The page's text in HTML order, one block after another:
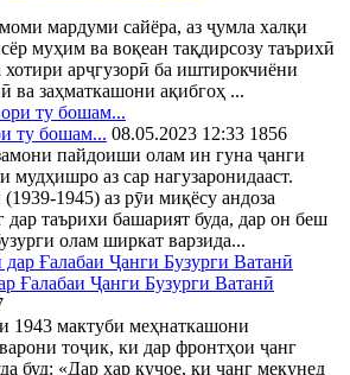
мардуми сайёра, аз ҷумла халқи
муҳим ва воқеан тақдирсозу таърихӣ
арҷгузорӣ ба иштирокчиёни
ва заҳматкашони ақибгоҳ ...
ту бошам... 08.05.2023 12:33 1856
пайдоиши олам ин гуна ҷанги
мудҳишро аз сар нагузаронидааст.
1945) аз рӯи миқёсу андоза
дар таърихи башарият буда, дар он беш
олам ширкат варзида...
Ғалабаи Ҷанги Бузурги Ватанӣ
1943 мактуби меҳнаткашони
тоҷик, ки дар фронтҳои ҷанг
буд: «Дар ҳар куҷое, ки ҷанг мекунед